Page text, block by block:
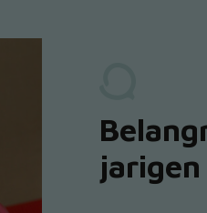
jarigen